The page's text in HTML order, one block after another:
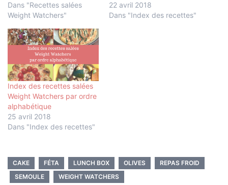
Dans "Recettes salées
Weight Watchers"
22 avril 2018
Dans "Index des recettes"
Index des recettes salées
Weight Watchers par ordre
alphabétique
25 avril 2018
Dans "Index des recettes"
CAKE FÉTA LUNCH BOX OLIVES
REPAS FROID
SEMOULE
WEIGHT WATCHERS